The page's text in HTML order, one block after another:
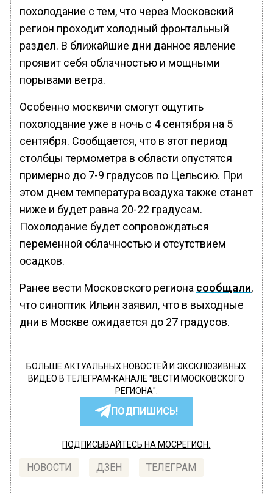
похолодание с тем, что через Московский
регион проходит холодный фронтальный
раздел. В ближайшие дни данное явление
проявит себя облачностью и мощными
порывами ветра.
Особенно москвичи смогут ощутить
похолодание уже в ночь с 4 сентября на 5
сентября. Сообщается, что в этот период
столбцы термометра в области опустятся
примерно до 7-9 градусов по Цельсию. При
этом днем температура воздуха также станет
ниже и будет равна 20-22 градусам.
Похолодание будет сопровождаться
переменной облачностью и отсутствием
осадков.
Ранее вести Московского региона сообщали,
что синоптик Ильин заявил, что в выходные
дни в Москве ожидается до 27 градусов.
БОЛЬШЕ АКТУАЛЬНЫХ НОВОСТЕЙ И ЭКСКЛЮЗИВНЫХ
ВИДЕО В ТЕЛЕГРАМ-КАНАЛЕ "ВЕСТИ МОСКОВСКОГО
РЕГИОНА".
ПОДПИШИСЬ!
ПОДПИСЫВАЙТЕСЬ НА МОСРЕГИОН:
НОВОСТИ ДЗЕН ТЕЛЕГРАМ